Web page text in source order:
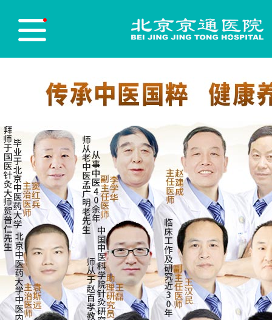
医院首页 Hospital Home
医院新闻
医师团队 Physician Team
志愿服务 Red blood cell
党员先锋 Party Building
医保政策 Medical insurance policy
来院路线 Hospital Route